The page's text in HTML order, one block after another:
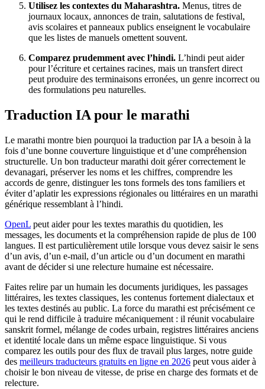
Utilisez les contextes du Maharashtra. Menus, titres de
journaux locaux, annonces de train, salutations de festival,
avis scolaires et panneaux publics enseignent le vocabulaire
que les listes de manuels omettent souvent.
Comparez prudemment avec l’hindi. L’hindi peut aider
pour l’écriture et certaines racines, mais un transfert direct
peut produire des terminaisons erronées, un genre incorrect ou
des formulations peu naturelles.
Traduction IA pour le marathi
Le marathi montre bien pourquoi la traduction par IA a besoin à la
fois d’une bonne couverture linguistique et d’une compréhension
structurelle. Un bon traducteur marathi doit gérer correctement le
devanagari, préserver les noms et les chiffres, comprendre les
accords de genre, distinguer les tons formels des tons familiers et
éviter d’aplatir les expressions régionales ou littéraires en un marathi
générique ressemblant à l’hindi.
OpenL peut aider pour les textes marathis du quotidien, les
messages, les documents et la compréhension rapide de plus de 100
langues. Il est particulièrement utile lorsque vous devez saisir le sens
d’un avis, d’un e-mail, d’un article ou d’un document en marathi
avant de décider si une relecture humaine est nécessaire.
Faites relire par un humain les documents juridiques, les passages
littéraires, les textes classiques, les contenus fortement dialectaux et
les textes destinés au public. La force du marathi est précisément ce
qui le rend difficile à traduire mécaniquement : il réunit vocabulaire
sanskrit formel, mélange de codes urbain, registres littéraires anciens
et identité locale dans un même espace linguistique. Si vous
comparez les outils pour des flux de travail plus larges, notre guide
des meilleurs traducteurs gratuits en ligne en 2026 peut vous aider à
choisir le bon niveau de vitesse, de prise en charge des formats et de
relecture.